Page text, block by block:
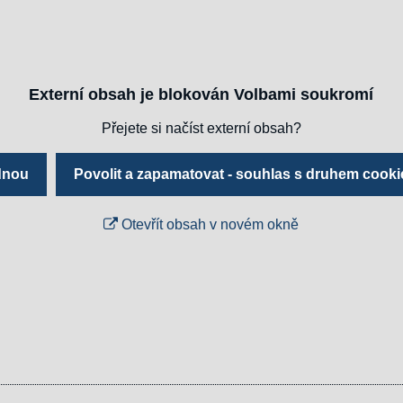
Externí obsah je blokován Volbami soukromí
Přejete si načíst externí obsah?
Povolit a zapamatovat - souhlas s druhem
Otevřít obsah v novém okně